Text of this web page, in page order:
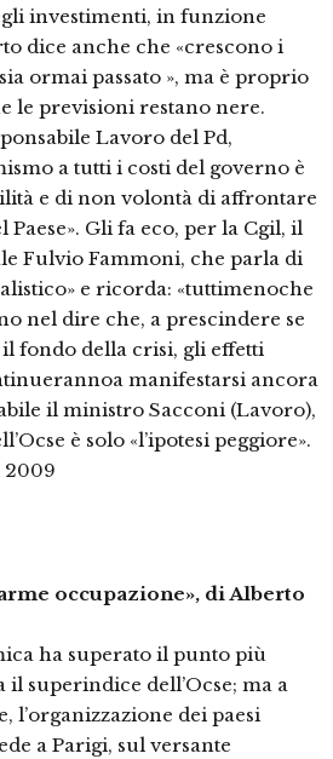
investimenti, in funzione
dice anche che «crescono i
ormai passato », ma è proprio
le previsioni restano nere.
Lavoro del Pd,
a tutti i costi del governo è
e di non volontà di affrontare
Gli fa eco, per la Cgil, il
Fulvio Fammoni, che parla di
e ricorda: «tuttimenoche
nel dire che, a prescindere se
il fondo della crisi, gli effetti
manifestarsi ancora
il ministro Sacconi (Lavoro),
è solo «l’ipotesi peggiore».
2009
occupazione», di Alberto
ha superato il punto più
il superindice dell’Ocse; ma a
l’organizzazione dei paesi
a Parigi, sul versante